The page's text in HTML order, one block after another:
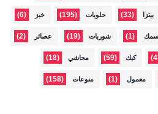
بيتزا (33) حلويات (195) خبز (6)
سمك (1) شوربات (19) عصائر (2)
كيك (59) محاشي (18)
معمول (1) منوعات (158)